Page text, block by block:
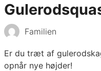
Familien
Er du træt af
opnår nye højder!